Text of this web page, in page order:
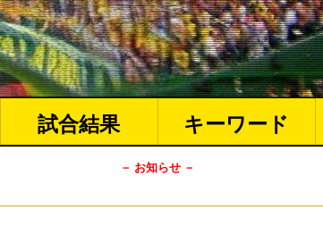
試合結果 キーワード
－ お知らせ －